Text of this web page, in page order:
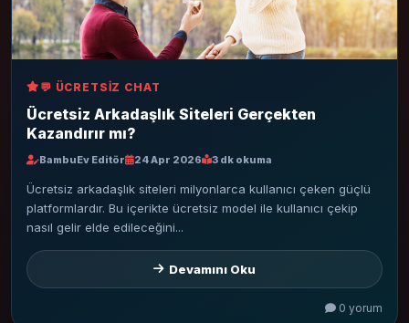
💬 ÜCRETSIZ CHAT
Ücretsiz Arkadaşlık Siteleri Gerçekten
Kazandırır mı?
BambuEv Editör 24 Apr 2026 3 dk okuma
Ücretsiz arkadaşlık siteleri milyonlarca kullanıcı çeken güçlü
platformlardır. Bu içerikte ücretsiz model ile kullanıcı çekip
nasıl gelir elde edileceğini...
Devamını Oku
0 yorum